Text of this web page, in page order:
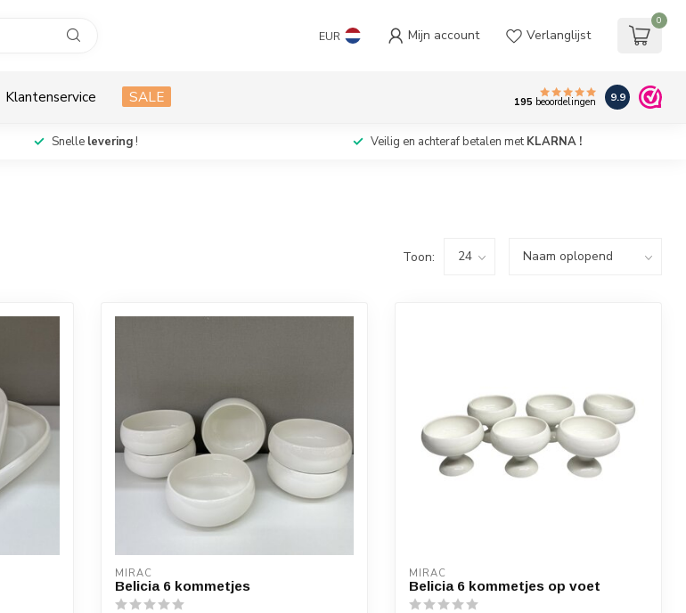
EUR Mijn account Verlanglijst
0
Klantenservice SALE 195 beoordelingen 9.9
Snelle levering! Veilig en achteraf betalen met KLARNA !
Toon:
MIRAC
Belicia 6 kommetjes
MIRAC
Belicia 6 kommetjes op voet